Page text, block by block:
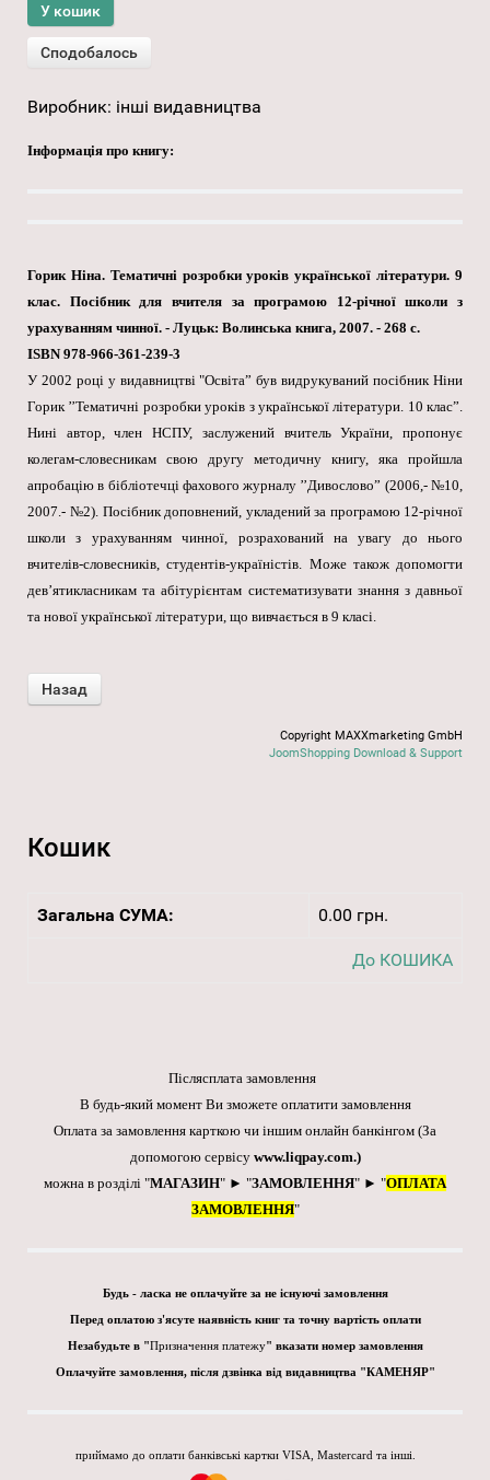
Виробник: інші видавництва
Інформація про книгу:
Горик Ніна. Тематичні розробки уроків української літератури. 9
клас. Посібник для вчителя за програмою 12-річної школи з
урахуванням чинної. - Луцьк: Волинська книга, 2007. - 268 с.
ISBN 978-966-361-239-3
У 2002 році у видавництві "Освіта” був видрукуваний посібник Ніни
Горик ’’Тематичні розробки уроків з української літератури. 10 клас”.
Нині автор, член НСПУ, заслужений вчитель України, пропонує
колегам-словесникам свою другу методичну книгу, яка пройшла
апробацію в бібліотечці фахового журналу ’’Дивослово” (2006,- №10,
2007.- №2). Посібник доповнений, укладений за програмою 12-річної
школи з урахуванням чинної, розрахований на увагу до нього
вчителів-словесників, студентів-україністів. Може також допомогти
дев’ятикласникам та абітурієнтам систематизувати знання з давньої
та нової української літератури, що вивчається в 9 класі.
Copyright MAXXmarketing GmbH
JoomShopping Download & Support
Кошик
Загальна СУМА: 0.00 грн.
До КОШИКА
Післясплата замовлення
В будь-який момент Ви зможете оплатити замовлення
Оплата за замовлення карткою чи іншим онлайн банкінгом (За
допомогою сервісу www.liqpay.com.)
можна в розділі "МАГАЗИН" ► "ЗАМОВЛЕННЯ" ► "ОПЛАТА
ЗАМОВЛЕННЯ"
Будь - ласка не оплачуйте за не існуючі замовлення
Перед оплатою з'ясуте наявність книг та точну вартість оплати
Незабудьте в "Призначення платежу" вказати номер замовлення
Оплачуйте замовлення, після дзвінка від видавництва "КАМЕНЯР"
приймамо до оплати банківські картки VISA, Mastercard та інші.